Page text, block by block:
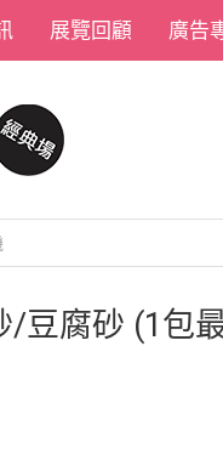
展覽回顧 廣告
/豆腐砂 (1包